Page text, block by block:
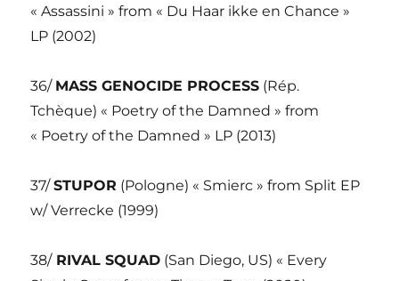
« Assassini » from « Du Haar ikke en Chance »
LP (2002)
36/ MASS GENOCIDE PROCESS (Rép.
Tchèque) « Poetry of the Damned » from
« Poetry of the Damned » LP (2013)
37/STUPOR (Pologne) « Smierc » from Split EP
w/ Verrecke (1999)
38/RIVAL SQUAD (San Diego, US) « Every